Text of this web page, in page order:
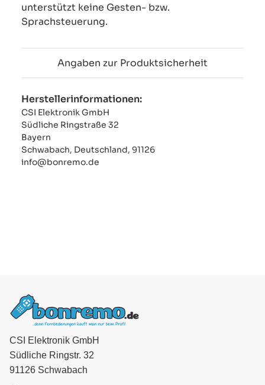
unterstützt keine Gesten- bzw.
Sprachsteuerung.
Angaben zur Produktsicherheit
Herstellerinformationen:
CSI Elektronik GmbH
Südliche Ringstraße 32
Bayern
Schwabach, Deutschland, 91126
info@bonremo.de
CSI Elektronik GmbH
Südliche Ringstr. 32
91126 Schwabach